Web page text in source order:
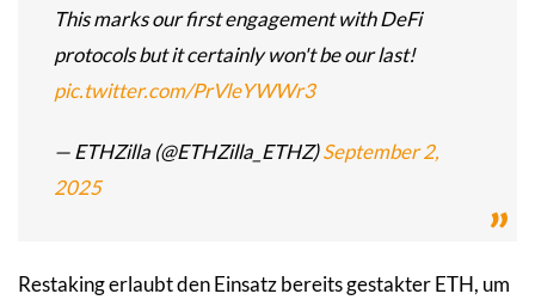
This marks our first engagement with DeFi
protocols but it certainly won't be our last!
pic.twitter.com/PrVleYWWr3
— ETHZilla (@ETHZilla_ETHZ)September 2,
2025
Restaking erlaubt den Einsatz bereits gestakter ETH, um